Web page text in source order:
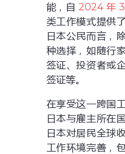
能，自 2024 年
类工作模式提供
日本公民而言，
种选择，如随行
签证、投资者或
签证等。
在享受这一跨国
日本与雇主所在
日本对居民全球
工作环境完善，